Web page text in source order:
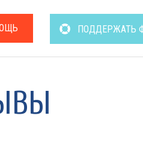
ПОДДЕРЖАТЬ